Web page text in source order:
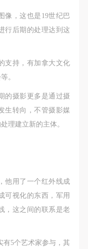
像，这也是19世纪巴
行后期的处理达到这
支持，有加拿大文化
。
的摄影更多是通过摄
生转向，不管摄影媒
理建立新的主体。
他用了一个红外线成
可视化的东西，军用
，这之间的联系是老
有5个艺术家参与，其